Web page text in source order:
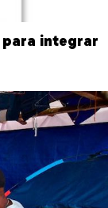
para integrar